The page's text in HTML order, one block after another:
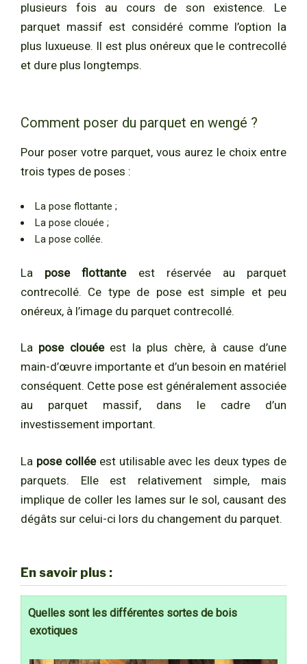
plusieurs fois au cours de son existence. Le
parquet massif est considéré comme l’option la
plus luxueuse. Il est plus onéreux que le contrecollé
et dure plus longtemps.
Comment poser du parquet en wengé ?
Pour poser votre parquet, vous aurez le choix entre
trois types de poses :
La pose flottante ;
La pose clouée ;
La pose collée.
La pose flottanteest réservée au parquet
contrecollé. Ce type de pose est simple et peu
onéreux, à l’image du parquet contrecollé.
La pose clouéeest la plus chère, à cause d’une
main-d’œuvre importante et d’un besoin en matériel
conséquent. Cette pose est généralement associée
au parquet massif, dans le cadre d’un
investissement important.
La pose colléeest utilisable avec les deux types de
parquets. Elle est relativement simple, mais
implique de coller les lames sur le sol, causant des
dégâts sur celui-ci lors du changement du parquet.
En savoir plus :
Quelles sont les différentes sortes de bois
exotiques